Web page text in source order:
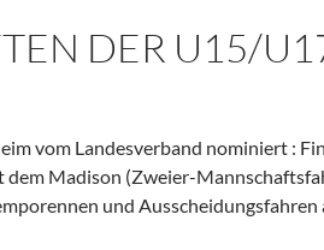
DER U15/
vom Landesverband nominiert :
Madison (Zweier-
und Ausscheidungsfahren